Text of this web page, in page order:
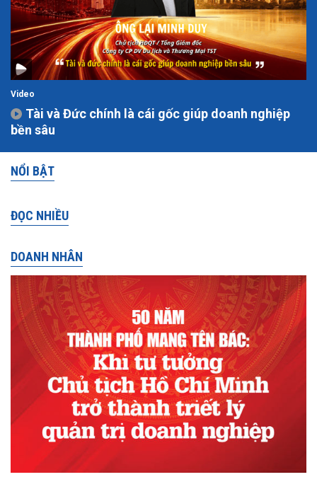
Video
Tài và Đức chính là cái gốc giúp doanh nghiệp
bền sâu
NỔI BẬT
ĐỌC NHIỀU
DOANH NHÂN